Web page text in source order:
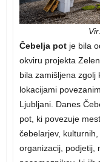
Čebelja pot je bila
okviru projekta
bila zamišljena zgolj
lokacijami
Ljubljani. Danes
pot, ki povezuje
čebelarjev,
organizacij, podjetij,